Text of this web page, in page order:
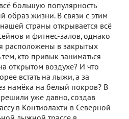
большую популярность
жизни. В связи с этим
страны открывается всё
и фитнес-залов, однако
расположены в закрытых
кто привык заниматься
открытом воздухе? И что
встать на лыжи, а за
намёка на белый покров? В
уже давно, создав
в Контиолахти в Северной